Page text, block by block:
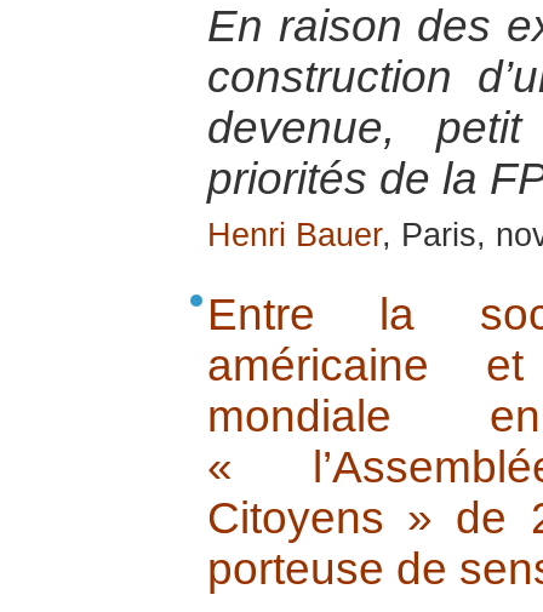
En raison des
construction
devenue,
priorités de la
Henri Bauer, Paris,
Entre la
américaine
mondiale
«
Citoyens » de
porteuse de